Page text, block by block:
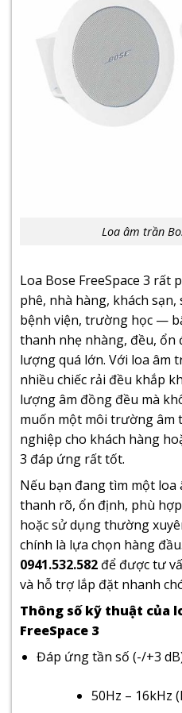
Loa âm trần
Loa Bose FreeSpace 3 rất
phê, nhà hàng, khách
bệnh viện, trường học —
thanh nhẹ nhàng, đều, ổn
lượng quá lớn. Với loa âm
nhiều chiếc rải đều khắp
lượng âm đồng đều mà
muốn một môi trường âm
nghiệp cho khách hàng
3 đáp ứng rất tốt.
Nếu bạn đang tìm một loa
thanh rõ, ổn định, phù
hoặc sử dụng thường
chính là lựa chọn hàng
0941.532.582 để được tư
và hỗ trợ lắp đặt nhanh
Thông số kỹ thuật của
FreeSpace 3
Đáp ứng tần số (-/+3
50Hz – 16kHz